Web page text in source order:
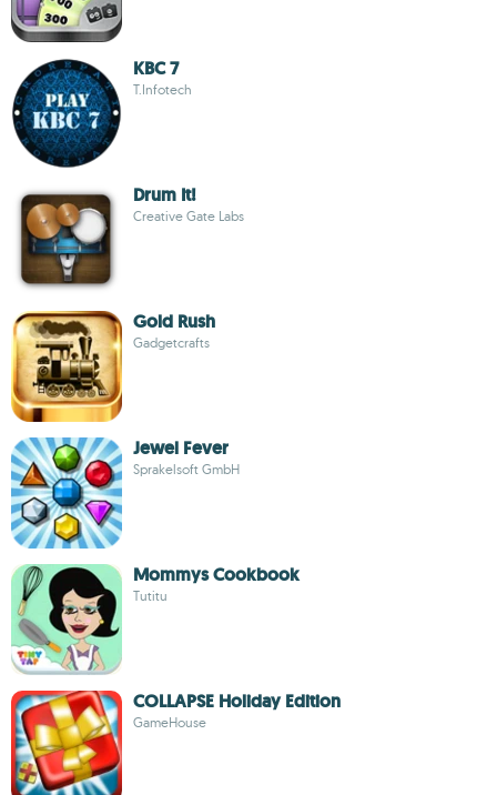
KBC 7
T.Infotech
Drum It!
Creative Gate Labs
Gold Rush
Gadgetcrafts
Jewel Fever
Sprakelsoft GmbH
Mommys Cookbook
Tutitu
COLLAPSE Holiday Edition
GameHouse